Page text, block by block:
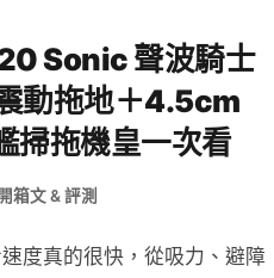
Sonic 聲波騎士
動拖地＋4.5cm
掃拖機皇一次看
開箱文 & 評測
度真的很快，從吸力、避障